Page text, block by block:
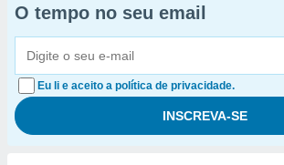
O tempo no seu email
Eu li e aceito a política de privacidade.